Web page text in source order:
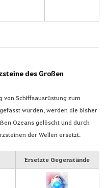
des Großen
von Schiffsausrüstung zum
wurden, werden die bisher
Ozeans gelöscht und durch
der Wellen ersetzt.
Ersetzte Gegenstände